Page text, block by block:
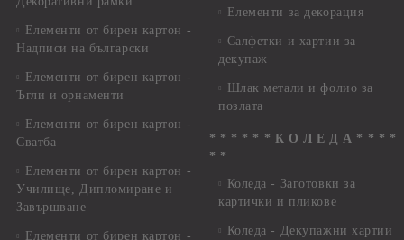
Елементи от бирен картон -
Надписи на български
Елементи от бирен картон -
Ъгли и орнаменти
Елементи от бирен картон -
Сватба
Елементи от бирен картон -
Училище, Дипломиране и
Завършване
Елементи от бирен картон -
Елементи за декорация
Салфетки и хартии за
декупаж
Шлак метали и фолио за
позлата
* * * * * * К О Л Е Д А * * * *
* *
Коледа - Заготовки за
картички и пликове
Коледа - Декупажни хартии